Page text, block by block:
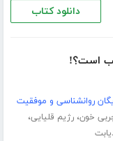
دانلود کتاب
است؟!
روانشناسی و موفقیت
خون،رژیم قلیایی،